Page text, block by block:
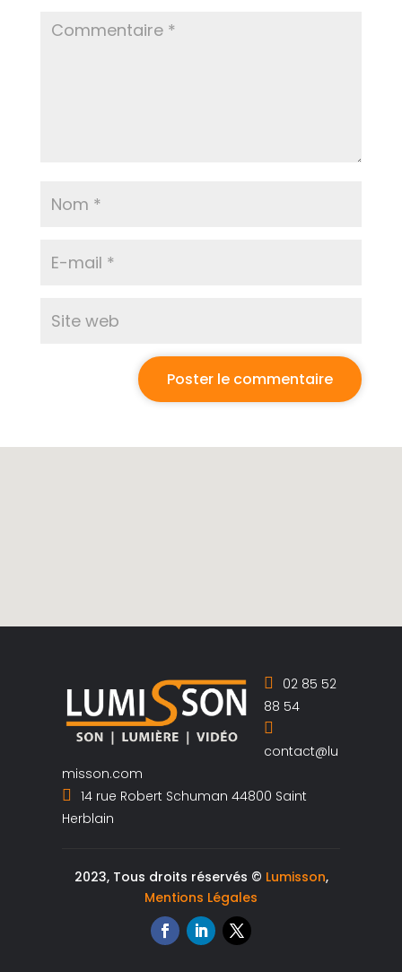
02 85 52
88 54
contact@lu
misson.com
14 rue Robert Schuman 44800 Saint
Herblain
2023, Tous droits réservés © Lumisson,
Mentions Légales